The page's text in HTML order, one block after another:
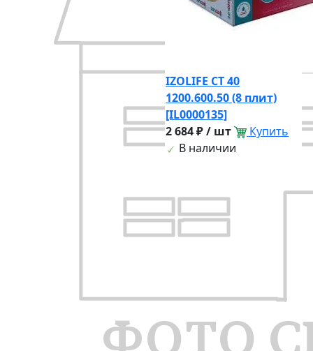
IZOLIFE СТ 40
1200.600.50 (8 плит)
[IL0000135]
2 684 ₽ / шт
Купить
В наличии